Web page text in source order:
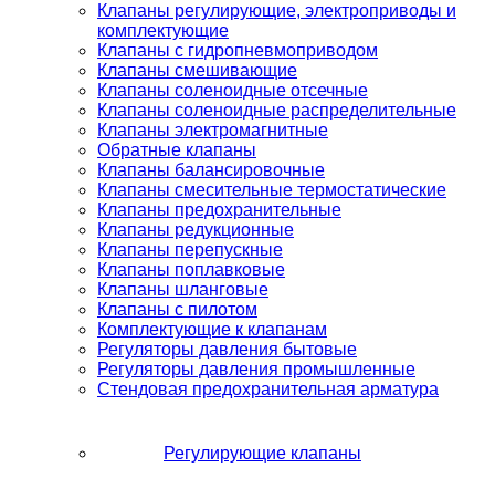
Клапаны регулирующие, электроприводы и
комплектующие
Клапаны с гидропневмоприводом
Клапаны смешивающие
Клапаны соленоидные отсечные
Клапаны соленоидные распределительные
Клапаны электромагнитные
Обратные клапаны
Клапаны балансировочные
Клапаны смесительные термостатические
Клапаны предохранительные
Клапаны редукционные
Клапаны перепускные
Клапаны поплавковые
Клапаны шланговые
Клапаны с пилотом
Комплектующие к клапанам
Регуляторы давления бытовые
Регуляторы давления промышленные
Стендовая предохранительная арматура
Регулирующие клапаны